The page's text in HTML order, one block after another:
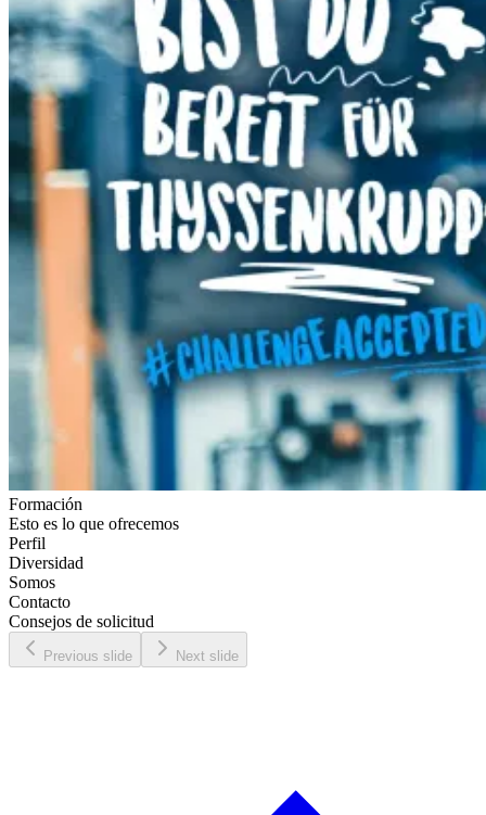
Formación
Esto es lo que ofrecemos
Perfil
Diversidad
Somos
Contacto
Consejos de solicitud
Previous slide Next slide